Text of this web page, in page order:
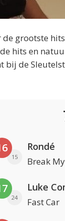
grootste
hits en
de
15
Rondé
Break
24
Luke
Fast Car